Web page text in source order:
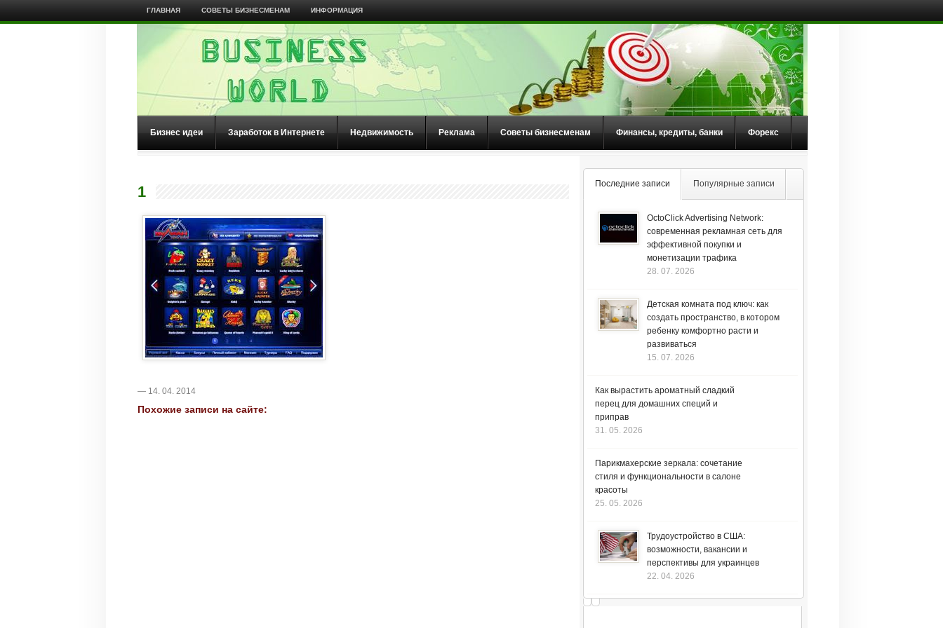
ГЛАВНАЯ СОВЕТЫ БИЗНЕСМЕНАМ ИНФОРМАЦИЯ
Бизнес идеи Заработок в Интернете Недвижимость Реклама Советы бизнесменам Финансы, кредиты, банки Форекс
1
— 14. 04. 2014
Похожие записи на сайте:
Последние записи Популярные записи
OctoClick Advertising Network:
современная рекламная сеть для
эффективной покупки и
монетизации трафика
28. 07. 2026
Детская комната под ключ: как
создать пространство, в котором
ребенку комфортно расти и
развиваться
15. 07. 2026
Как вырастить ароматный сладкий
перец для домашних специй и
приправ
31. 05. 2026
Парикмахерские зеркала: сочетание
стиля и функциональности в салоне
красоты
25. 05. 2026
Трудоустройство в США:
возможности, вакансии и
перспективы для украинцев
22. 04. 2026